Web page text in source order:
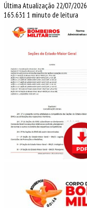
Última Atualização 22/07/2026
165.631 1 minuto de leitura